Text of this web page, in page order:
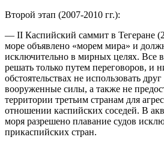
Второй этап (2007-2010 гг.):
— II Каспийский саммит в Тегеране
море объявлено «морем мира» и
исключительно в мирных целях. Все
решать только путем переговоров, и
обстоятельствах не использовать
вооруженные силы, а также не
территории третьим странам для
отношении каспийских соседей. В
моря разрешено плавание судов
прикаспийских стран.